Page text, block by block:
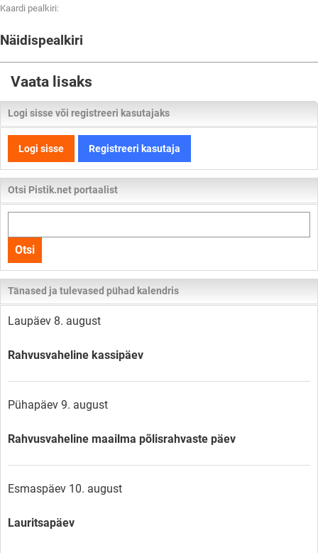
Kaardi pealkiri:
Näidispealkiri
Vaata lisaks
Logi sisse või registreeri kasutajaks
Logi sisse Registreeri kasutaja
Otsi Pistik.net portaalist
kogu
lehelt
Otsi
Tänased ja tulevased pühad kalendris
Laupäev 8. august
Rahvusvaheline kassipäev
Pühapäev 9. august
Rahvusvaheline maailma põlisrahvaste päev
Esmaspäev 10. august
Lauritsapäev